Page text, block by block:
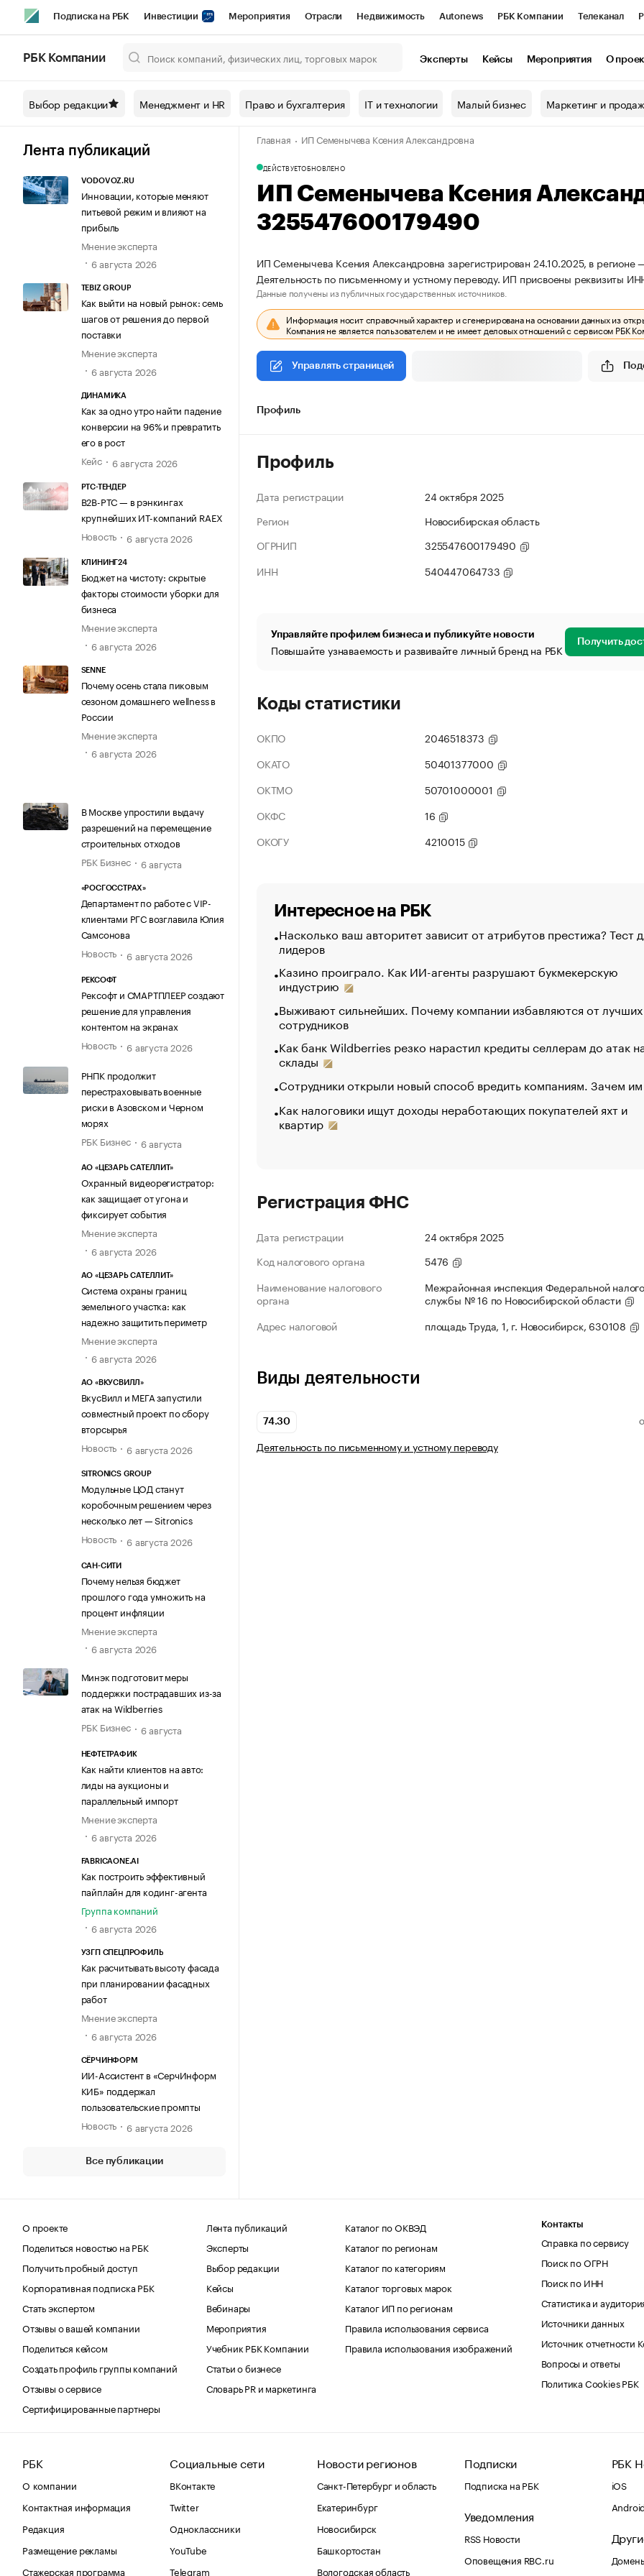
Подписка на РБК Инвестиции Мероприятия Отрасли Недвижимость Autonews РБК Компании Телеканал
Спецпроекты СПб Конференции СПб Спецпроекты Проверка контрагентов
Технологии и медиа Рынок наличной валюты
РБК Компании Эксперты Кейсы Мероприятия О
Выбор редакции Менеджмент и HR Право и бухгалтерия IT и технологии Малый бизнес Маркетинг и
Лента публикаций
VODOVOZ.RU
Инновации, которые меняют
питьевой режим и влияют на
прибыль
Мнение эксперта
6 августа 2026
TEBIZ GROUP
Как выйти на новый рынок: семь
шагов от решения до первой
поставки
Мнение эксперта
6 августа 2026
ДИНАМИКА
Как за одно утро найти падение
конверсии на 96% и превратить
его в рост
Кейс
6 августа 2026
РТС-ТЕНДЕР
В2В-РТС — в рэнкингах
крупнейших ИТ-компаний RAEX
Новость
6 августа 2026
КЛИНИНГ24
Бюджет на чистоту: скрытые
факторы стоимости уборки для
бизнеса
Мнение эксперта
6 августа 2026
SENNE
Почему осень стала пиковым
сезоном домашнего wellness в
России
Мнение эксперта
6 августа 2026
В Москве упростили выдачу
разрешений на перемещение
строительных отходов
РБК Бизнес
6 августа
«РОСГОССТРАХ»
Департамент по работе с VIP-
клиентами РГС возглавила Юлия
Самсонова
Новость
6 августа 2026
РЕКСОФТ
Рексофт и СМАРТПЛЕЕР создают
решение для управления
контентом на экранах
Новость
6 августа 2026
РНПК продолжит
перестраховывать военные
риски в Азовском и Черном
морях
РБК Бизнес
6 августа
АО «ЦЕЗАРЬ САТЕЛЛИТ»
Охранный видеорегистратор:
как защищает от угона и
фиксирует события
Мнение эксперта
6 августа 2026
АО «ЦЕЗАРЬ САТЕЛЛИТ»
Система охраны границ
земельного участка: как
надежно защитить периметр
Мнение эксперта
6 августа 2026
АО «ВКУСВИЛЛ»
ВкусВилл и МЕГА запустили
совместный проект по сбору
вторсырья
Новость
6 августа 2026
SITRONICS GROUP
Модульные ЦОД станут
коробочным решением через
несколько лет — Sitronics
Новость
6 августа 2026
САН-СИТИ
Почему нельзя бюджет
прошлого года умножить на
процент инфляции
Мнение эксперта
6 августа 2026
Минэк подготовит меры
поддержки пострадавших из-за
атак на Wildberries
РБК Бизнес
6 августа
НЕФТЕТРАФИК
Как найти клиентов на авто:
лиды на аукционы и
параллельный импорт
Мнение эксперта
6 августа 2026
FABRICAONE.AI
Как построить эффективный
пайплайн для кодинг-агента
Группа компаний
6 августа 2026
УЗГП СПЕЦПРОФИЛЬ
Как расчитывать высоту фасада
при планировании фасадных
работ
Мнение эксперта
6 августа 2026
СЁРЧИНФОРМ
ИИ-Ассистент в «СерчИнформ
КИБ» поддержал
пользовательские промпты
Новость
6 августа 2026
Все публикации
Главная ИП Семенычева Ксения Александровна
ДЕЙСТВУЕТОБНОВЛЕНО
ИП Семенычева Ксения
325547600179490
ИП Семенычева Ксения Александровна зарегистрирован 24.10.2025, в регионе
Деятельность по письменному и устному переводу. ИП присвоены
Данные получены из публичных государственных источников.
Информация носит справочный характер и сгенерирована на основании данных из
Компания не является пользователем и не имеет деловых отношений с сервисом РБК
Управлять страницей
Профиль
Профиль
Дата регистрации
24 октября 2025
Регион
Новосибирская область
ОГРНИП
325547600179490
ИНН
540447064733
Управляйте профилем бизнеса и публикуйте новости
Повышайте узнаваемость и развивайте личный бренд на РБК Получить
Коды статистики
ОКПО
2046518373
ОКАТО
50401377000
ОКТМО
50701000001
ОКФС
16
ОКОГУ
4210015
Интересное на РБК
Насколько ваш авторитет зависит от атрибутов престижа? Тест
лидеров
Казино проиграло. Как ИИ-агенты разрушают букмекерскую
индустрию
Выживают сильнейших. Почему компании избавляются от лучших
сотрудников
Как банк Wildberries резко нарастил кредиты селлерам до атак
склады
Сотрудники открыли новый способ вредить компаниям. Зачем
Как налоговики ищут доходы неработающих покупателей яхт и
квартир
Регистрация ФНС
Дата регистрации
24 октября 2025
Код налогового органа
5476
Наименование налогового
органа
Межрайонная инспекция Федеральной
службы № 16 по Новосибирской области
Адрес налоговой
площадь Труда, 1, г. Новосибирск, 630108
Виды деятельности
74.30
Деятельность по письменному и устному переводу
О проекте
Поделиться новостью на РБК
Получить пробный доступ
Корпоративная подписка РБК
Стать экспертом
Отзывы о вашей компании
Поделиться кейсом
Создать профиль группы компаний
Отзывы о сервисе
Сертифицированные партнеры
Лента публикаций
Эксперты
Выбор редакции
Кейсы
Вебинары
Мероприятия
Учебник РБК Компании
Статьи о бизнесе
Словарь PR и маркетинга
Каталог по ОКВЭД
Каталог по регионам
Каталог по категориям
Каталог торговых марок
Каталог ИП по регионам
Правила использования сервиса
Правила использования изображений
Контакты
Справка по сервису
Поиск по ОГРН
Поиск по ИНН
Статистика и
Источники данных
Источник отчетности
Вопросы и ответы
Политика Cookies РБК
РБК
О компании
Контактная информация
Редакция
Размещение рекламы
Стажерская программа
Социальные сети
ВКонтакте
Twitter
Одноклассники
YouTube
Telegram
Новости регионов
Санкт-Петербург и область
Екатеринбург
Новосибирск
Башкортостан
Вологодская область
Подписки
Подписка на РБК
Уведомления
RSS Новости
Оповещения RBC.ru
РБК
iOS